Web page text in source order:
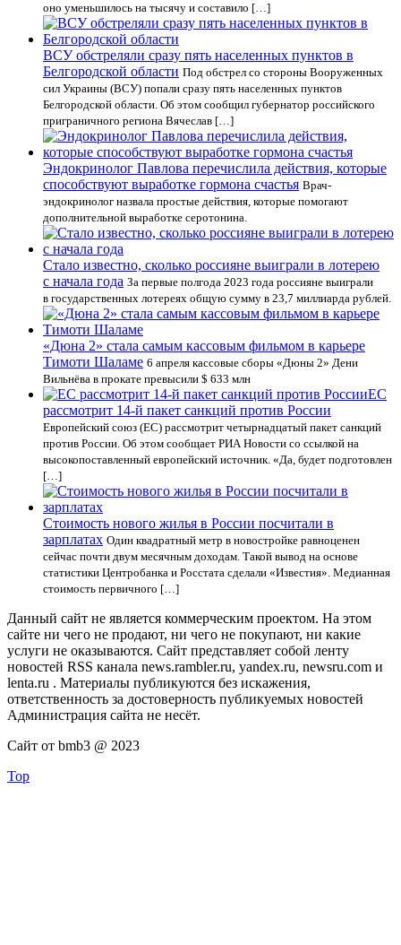
оно уменьшилось на тысячу и составило […]
ВСУ обстреляли сразу пять населенных пунктов в
Белгородской области Под обстрел со стороны Вооруженных
сил Украины (ВСУ) попали сразу пять населенных пунктов
Белгородской области. Об этом сообщил губернатор российского
приграничного региона Вячеслав […]
Эндокринолог Павлова перечислила действия, которые
способствуют выработке гормона счастья Врач-
эндокринолог назвала простые действия, которые помогают
дополнительной выработке серотонина.
Стало известно, сколько россияне выиграли в лотерею
с начала года За первые полгода 2023 года россияне выиграли
в государственных лотереях общую сумму в 23,7 миллиарда рублей.
«Дюна 2» стала самым кассовым фильмом в карьере
Тимоти Шаламе 6 апреля кассовые сборы «Дюны 2» Дени
Вильнёва в прокате превысили $ 633 млн
ЕС
рассмотрит 14-й пакет санкций против России
Европейский союз (ЕС) рассмотрит четырнадцатый пакет санкций
против России. Об этом сообщает РИА Новости со ссылкой на
высокопоставленный европейский источник. «Да, будет подготовлен
[…]
Стоимость нового жилья в России посчитали в
зарплатах Один квадратный метр в новостройке равноценен
сейчас почти двум месячным доходам. Такой вывод на основе
статистики Центробанка и Росстата сделали «Известия». Медианная
стоимость первичного […]
Данный сайт не является коммерческим проектом. На этом
сайте ни чего не продают, ни чего не покупают, ни какие
услуги не оказываются. Сайт представляет собой ленту
новостей RSS канала news.rambler.ru, yandex.ru, newsru.com и
lenta.ru . Материалы публикуются без искажения,
ответственность за достоверность публикуемых новостей
Администрация сайта не несёт.
Сайт от bmb3 @ 2023
Top